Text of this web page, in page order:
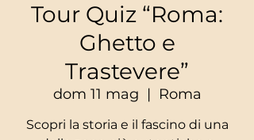
Tour Quiz “Roma:
Ghetto e
Trastevere”
dom 11 mag
  |
Roma
Scopri la storia e il fascino di una